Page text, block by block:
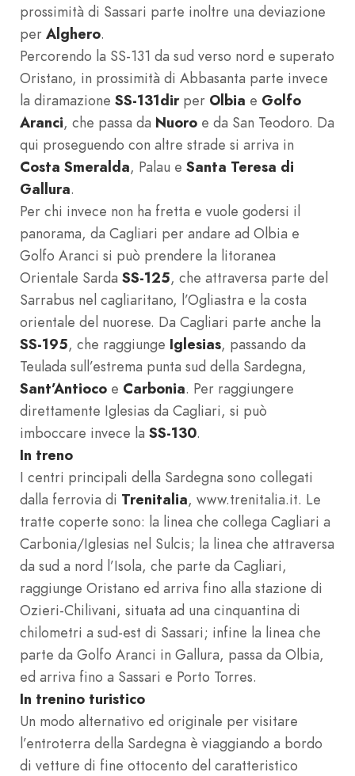
prossimità di Sassari parte inoltre una deviazione
per Alghero.
Percorendo la SS-131 da sud verso nord e superato
Oristano, in prossimità di Abbasanta parte invece
la diramazione SS-131dirper Olbia e Golfo
Aranci, che passa da Nuoro e da San Teodoro. Da
qui proseguendo con altre strade si arriva in
Costa Smeralda, Palau e Santa Teresa di
Gallura.
Per chi invece non ha fretta e vuole godersi il
panorama, da Cagliari per andare ad Olbia e
Golfo Aranci si può prendere la litoranea
Orientale Sarda SS-125, che attraversa parte del
Sarrabus nel cagliaritano, l’Ogliastra e la costa
orientale del nuorese. Da Cagliari parte anche la
SS-195, che raggiunge Iglesias, passando da
Teulada sull’estrema punta sud della Sardegna,
Sant’Antioco e Carbonia. Per raggiungere
direttamente Iglesias da Cagliari, si può
imboccare invece la SS-130.
In treno
I centri principali della Sardegna sono collegati
dalla ferrovia di Trenitalia, www.trenitalia.it. Le
tratte coperte sono: la linea che collega Cagliari a
Carbonia/Iglesias nel Sulcis; la linea che attraversa
da sud a nord l’Isola, che parte da Cagliari,
raggiunge Oristano ed arriva fino alla stazione di
Ozieri-Chilivani, situata ad una cinquantina di
chilometri a sud-est di Sassari; infine la linea che
parte da Golfo Aranci in Gallura, passa da Olbia,
ed arriva fino a Sassari e Porto Torres.
In trenino turistico
Un modo alternativo ed originale per visitare
l’entroterra della Sardegna è viaggiando a bordo
di vetture di fine ottocento del caratteristico